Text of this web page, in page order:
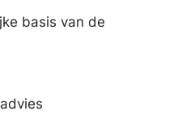
basis van de